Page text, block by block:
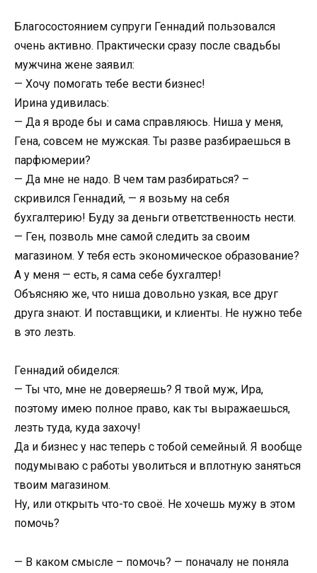
Благосостоянием супруги Геннадий пользовался
очень активно. Практически сразу после свадьбы
мужчина жене заявил:
— Хочу помогать тебе вести бизнес!
Ирина удивилась:
— Да я вроде бы и сама справляюсь. Ниша у меня,
Гена, совсем не мужская. Ты разве разбираешься в
парфюмерии?
— Да мне не надо. В чем там разбираться? –
скривился Геннадий, — я возьму на себя
бухгалтерию! Буду за деньги ответственность нести.
— Ген, позволь мне самой следить за своим
магазином. У тебя есть экономическое образование?
А у меня — есть, я сама себе бухгалтер!
Объясняю же, что ниша довольно узкая, все друг
друга знают. И поставщики, и клиенты. Не нужно тебе
в это лезть.
Геннадий обиделся:
— Ты что, мне не доверяешь? Я твой муж, Ира,
поэтому имею полное право, как ты выражаешься,
лезть туда, куда захочу!
Да и бизнес у нас теперь с тобой семейный. Я вообще
подумываю с работы уволиться и вплотную заняться
твоим магазином.
Ну, или открыть что-то своё. Не хочешь мужу в этом
помочь?
— В каком смысле – помочь? — поначалу не поняла